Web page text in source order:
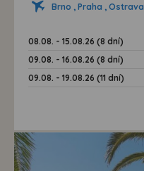
Brno , Praha , Ostrava
08.08. - 15.08.26 (8 dní)
09.08. - 16.08.26 (8 dní)
09.08. - 19.08.26 (11 dní)